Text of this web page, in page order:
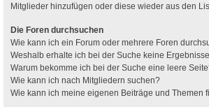
Mitglieder hinzufügen oder diese wieder aus den
Die Foren durchsuchen
Wie kann ich ein Forum oder mehrere Foren
Weshalb erhalte ich bei der Suche keine
Warum bekomme ich bei der Suche eine leere
Wie kann ich nach Mitgliedern suchen?
Wie kann ich meine eigenen Beiträge und Themen